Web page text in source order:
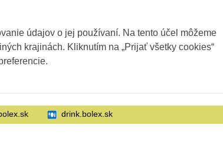
drink.bolex.sk
údajov o jej používaní. Na tento účel môžeme
krajinách. Kliknutím na „Prijať všetky cookies“